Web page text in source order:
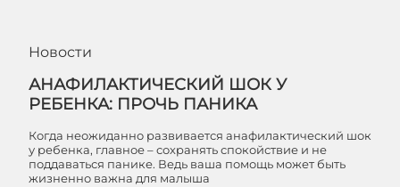
Новости
АНАФИЛАКТИЧЕСКИЙ ШОК У
РЕБЕНКА: ПРОЧЬ ПАНИКА
Когда неожиданно развивается анафилактический шок
у ребенка, главное – сохранять спокойствие и не
поддаваться панике. Ведь ваша помощь может быть
жизненно важна для малыша